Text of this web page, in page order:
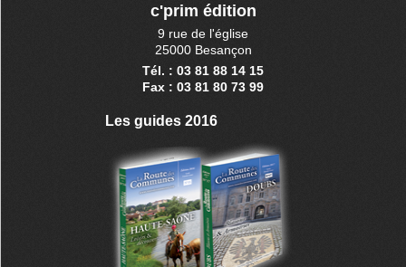
c'prim édition
9 rue de l'église
25000 Besançon
Tél. : 03 81 88 14 15
Fax : 03 81 80 73 99
Les guides 2016